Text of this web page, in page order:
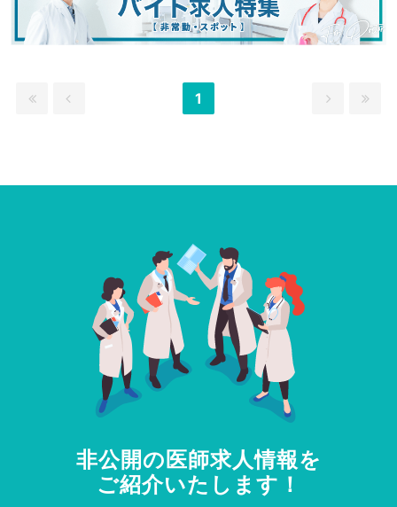
1
非公開の医師求人情報を
ご紹介いたします！